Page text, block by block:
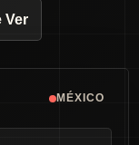
Ver
MÉXICO